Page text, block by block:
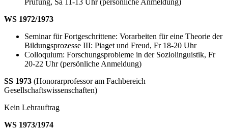
Prüfung, Sa 11-13 Uhr (persönliche Anmeldung)
WS 1972/1973
Seminar für Fortgeschrittene: Vorarbeiten für eine Theorie der
Bildungsprozesse III: Piaget und Freud, Fr 18-20 Uhr
Colloquium: Forschungsprobleme in der Soziolinguistik, Fr
20-22 Uhr (persönliche Anmeldung)
SS 1973 (Honorarprofessor am Fachbereich
Gesellschaftswissenschaften)
Kein Lehrauftrag
WS 1973/1974